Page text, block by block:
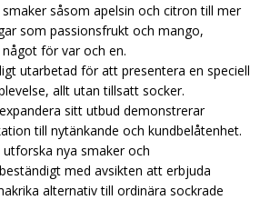
såsom apelsin och citron till mer
som passionsfrukt och mango,
för var och en.
utarbetad för att presentera en speciell
allt utan tillsatt socker.
sitt utbud demonstrerar
till nytänkande och kundbelåtenhet.
nya smaker och
med avsikten att erbjuda
alternativ till ordinära sockrade